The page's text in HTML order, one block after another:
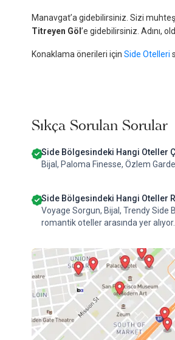
Manavgat’a gidebilirsiniz. Sizi
Titreyen Göl ’e gidebilirsiniz. Adını,
Konaklama önerileri için Side Otelleri
Sıkça Sorulan Sorular
Side Bölgesindeki Hangi Oteller
Bijal, Paloma Finesse, Özlem
Side Bölgesindeki Hangi Oteller
Voyage Sorgun, Bijal, Trendy Side
romantik oteller arasında yer alıyor.